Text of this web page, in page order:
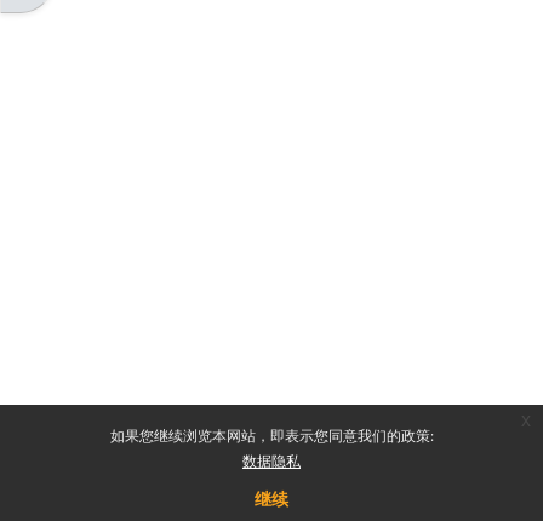
如果您继续浏览本网站，即表示您同意我们的政策:
数据隐私
继续